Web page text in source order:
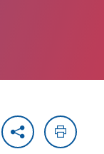
PartagerImprimer